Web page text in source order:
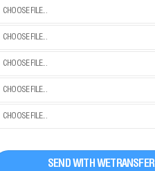
CHOOSE FILE...
CHOOSE FILE...
CHOOSE FILE...
CHOOSE FILE...
CHOOSE FILE...
SEND WITH WETRANSFER